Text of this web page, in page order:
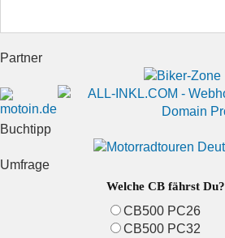
Partner
Buchtipp
Umfrage
Welche CB fährst Du?
CB500 PC26
CB500 PC32